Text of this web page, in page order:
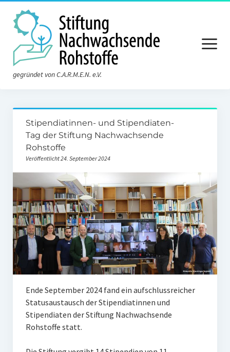
gegründet von C.A.R.M.E.N. e.V.
Menü
öffnen
Aktuelles
Die Stiftung
Über die Stiftung
Der Vorstand
Der Stiftungsrat
Satzung
Unser Netzwerk
Unterstützen Sie uns
Impressum und Disclaimer
Stipendien
Stipendiatinnen- und Stipendiaten-
Tag der Stiftung Nachwachsende
Rohstoffe
Veröffentlicht 24. September 2024
Ende September 2024 fand ein aufschlussreicher
Statusaustausch der Stipendiatinnen und
Stipendiaten der Stiftung Nachwachsende
Rohstoffe statt.